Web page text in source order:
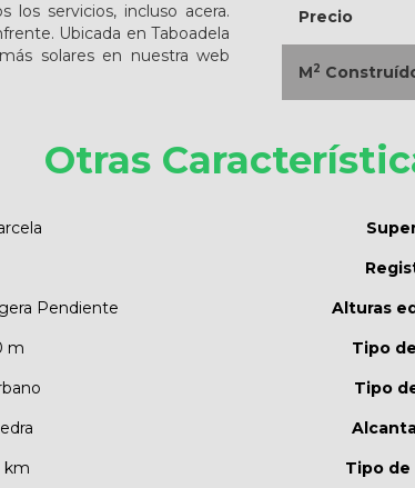
los servicios, incluso acera.
Ubicada en Taboadela
solares en nuestra web
Precio
M2
Otras
Pendiente
Alturas
m
Tipo
Tipo
km
Tipo de